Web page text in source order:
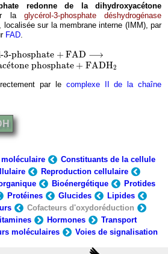
redonne de la dihydroxyacétone
la glycérol-3-phosphate déshydrogénase
localisée sur la membrane interne (IMM), par
FAD
-3-phosphate + FAD
3 h h e AD ⟶
⟶
cétone phosphate + FADH2
cétone phospha e +FAD HX2
par le complexe II de la chaîne
Constituants de la cellule
Reproduction cellulaire
Bioénergétique
Protides
Protéines Glucides
Lipides
Cofacteurs d'oxydoréduction
Hormones
Transport
moléculaires Voies de signalisation